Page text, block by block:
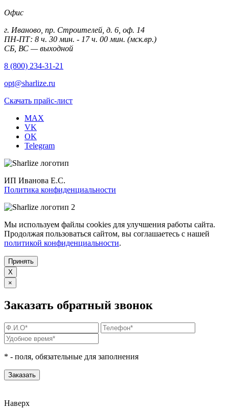
Офис
г. Иваново, пр. Строителей, д. 6, оф. 14
ПН-ПТ: 8 ч. 30 мин. - 17 ч. 00 мин. (мск.вр.)
СБ, ВС — выходной
8 (800) 234-31-21
opt@sharlize.ru
Скачать прайс-лист
MAX
VK
OK
Telegram
ИП Иванова Е.С.
Политика конфиденциальности
Мы используем файлы cookies для улучшения работы сайта.
Продолжая пользоваться сайтом, вы соглашаетесь с нашей
политикой конфиденциальности.
Принять
X
×
Заказать обратный звонок
* - поля, обязательные для заполнения
Наверх